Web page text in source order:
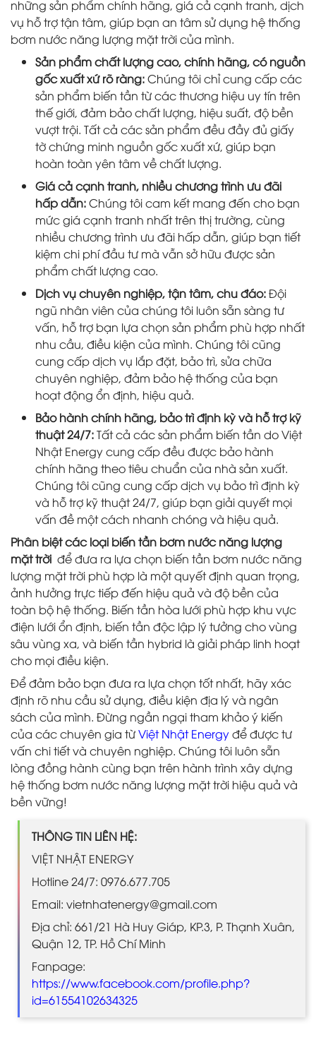
những sản phẩm chính hãng, giá cả cạnh tranh, dịch
vụ hỗ trợ tận tâm, giúp bạn an tâm sử dụng hệ thống
bơm nước năng lượng mặt trời của mình.
Sản phẩm chất lượng cao, chính hãng, có nguồn
gốc xuất xứ rõ ràng:Chúng tôi chỉ cung cấp các
sản phẩm biến tần từ các thương hiệu uy tín trên
thế giới, đảm bảo chất lượng, hiệu suất, độ bền
vượt trội. Tất cả các sản phẩm đều đầy đủ giấy
tờ chứng minh nguồn gốc xuất xứ, giúp bạn
hoàn toàn yên tâm về chất lượng.
Giá cả cạnh tranh, nhiều chương trình ưu đãi
hấp dẫn:Chúng tôi cam kết mang đến cho bạn
mức giá cạnh tranh nhất trên thị trường, cùng
nhiều chương trình ưu đãi hấp dẫn, giúp bạn tiết
kiệm chi phí đầu tư mà vẫn sở hữu được sản
phẩm chất lượng cao.
Dịch vụ chuyên nghiệp, tận tâm, chu đáo:Đội
ngũ nhân viên của chúng tôi luôn sẵn sàng tư
vấn, hỗ trợ bạn lựa chọn sản phẩm phù hợp nhất
nhu cầu, điều kiện của mình. Chúng tôi cũng
cung cấp dịch vụ lắp đặt, bảo trì, sửa chữa
chuyên nghiệp, đảm bảo hệ thống của bạn
hoạt động ổn định, hiệu quả.
Bảo hành chính hãng, bảo trì định kỳ và hỗ trợ kỹ
thuật 24/7:Tất cả các sản phẩm biến tần do Việt
Nhật Energy cung cấp đều được bảo hành
chính hãng theo tiêu chuẩn của nhà sản xuất.
Chúng tôi cũng cung cấp dịch vụ bảo trì định kỳ
và hỗ trợ kỹ thuật 24/7, giúp bạn giải quyết mọi
vấn đề một cách nhanh chóng và hiệu quả.
Phân biệt các loại biến tần bơm nước năng lượng
mặt trời để đưa ra lựa chọn biến tần bơm nước năng
lượng mặt trời phù hợp là một quyết định quan trọng,
ảnh hưởng trực tiếp đến hiệu quả và độ bền của
toàn bộ hệ thống. Biến tần hòa lưới phù hợp khu vực
điện lưới ổn định, biến tần độc lập lý tưởng cho vùng
sâu vùng xa, và biến tần hybrid là giải pháp linh hoạt
cho mọi điều kiện.
Để đảm bảo bạn đưa ra lựa chọn tốt nhất, hãy xác
định rõ nhu cầu sử dụng, điều kiện địa lý và ngân
sách của mình. Đừng ngần ngại tham khảo ý kiến
của các chuyên gia từViệt Nhật Energyđể được tư
vấn chi tiết và chuyên nghiệp. Chúng tôi luôn sẵn
lòng đồng hành cùng bạn trên hành trình xây dựng
hệ thống bơm nước năng lượng mặt trời hiệu quả và
bền vững!
THÔNG TIN LIÊN HỆ:
VIỆT NHẬT ENERGY
Hotline 24/7: 0976.677.705
Email: vietnhatenergy@gmail.com
Địa chỉ: 661/21 Hà Huy Giáp, KP.3, P. Thạnh Xuân,
Quận 12, TP. Hồ Chí Minh
Fanpage:
https://www.facebook.com/profile.php?
id=61554102634325